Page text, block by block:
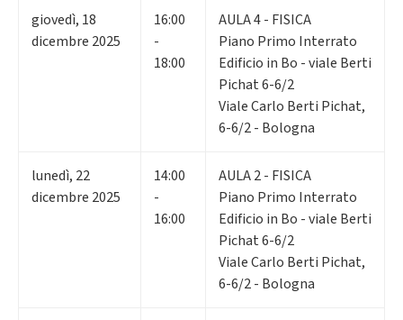
giovedì, 18
dicembre 2025
16:00
-
18:00
AULA 4 - FISICA
Piano Primo Interrato
Edificio in Bo - viale Berti
Pichat 6-6/2
Viale Carlo Berti Pichat,
6-6/2 - Bologna
lunedì, 22
dicembre 2025
14:00
-
16:00
AULA 2 - FISICA
Piano Primo Interrato
Edificio in Bo - viale Berti
Pichat 6-6/2
Viale Carlo Berti Pichat,
6-6/2 - Bologna